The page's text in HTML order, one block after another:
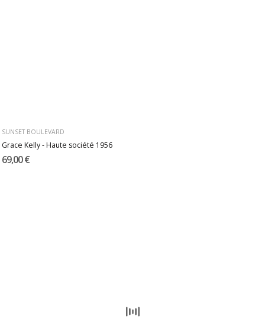
SUNSET BOULEVARD
Grace Kelly - Haute société 1956
69,00 €